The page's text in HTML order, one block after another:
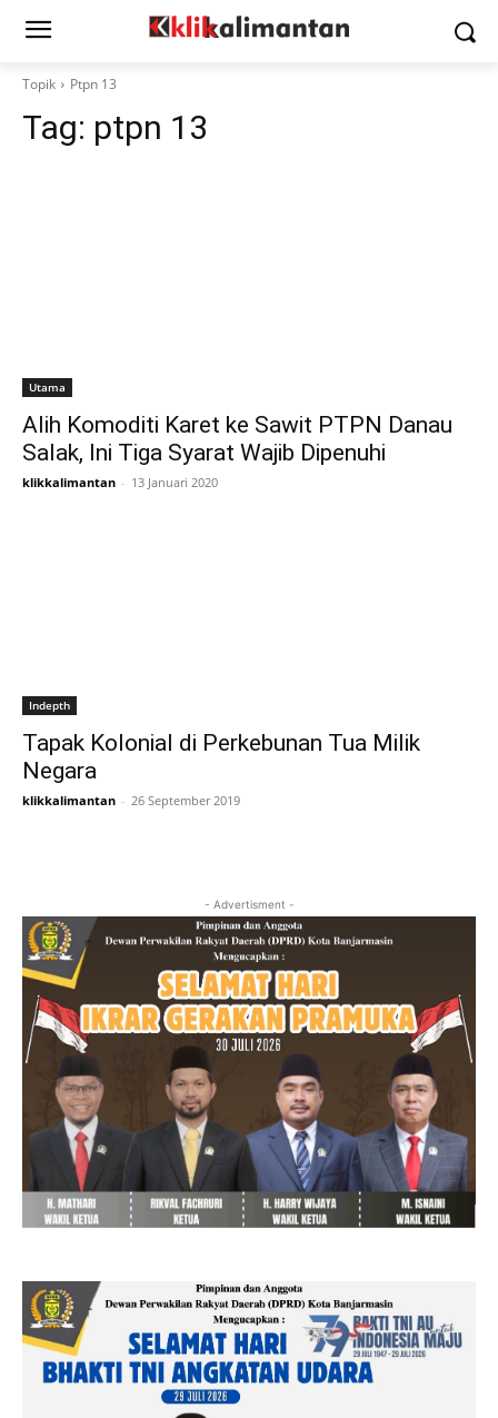
Topik Ptpn 13
Tag: ptpn 13
Utama
Alih Komoditi Karet ke Sawit PTPN Danau
Salak, Ini Tiga Syarat Wajib Dipenuhi
klikkalimantan - 13 Januari 2020
Indepth
Tapak Kolonial di Perkebunan Tua Milik
Negara
klikkalimantan - 26 September 2019
- Advertisment -